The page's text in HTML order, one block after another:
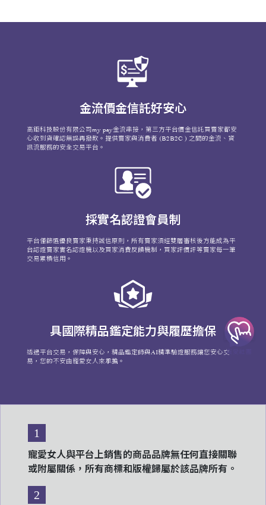
金流價金信託好安心
高鉅科技股份有限公司my pay金流串接，第三方平台價金信託買賣家都安
心收到貨確認無誤再撥款。提供賣家與消費者 (B2B2C ) 之間的金流、資
訊流服務的安全交易平台。
採實名認證會員制
平台僅篩選優良賣家秉持誠信原則，所有賣家須經雙層審核後方能成為平
台認證賣家實名認證機以及買家消費反饋機制，買家評價評等賣家每一筆
交易累積信用。
具國際精品鑑定能力與履歷擔保
透過平台交易，保障與安心，精品鑑定師與AI精準驗證服務讓您安心交
易，您的不安由寵愛女人來承擔。
1
寵愛女人與平台上銷售的商品品牌無任何直接關聯
或附屬關係，所有商標和版權歸屬於該品牌所有。
2